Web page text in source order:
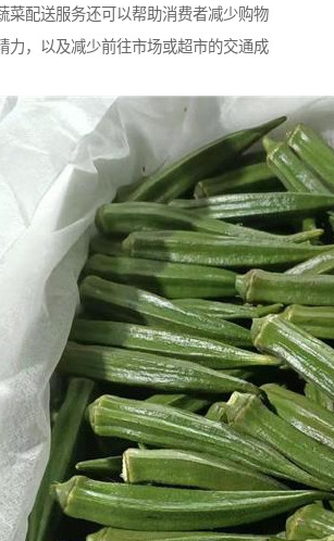
菜配送服务还可以帮助消费者减少购物
力，以及减少前往市场或超市的交通成